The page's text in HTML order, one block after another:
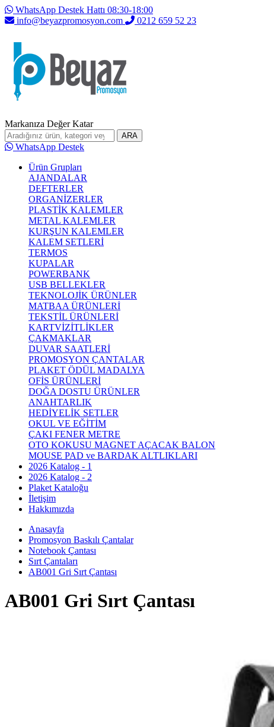
WhatsApp Destek Hattı 08:30-18:00
info@beyazpromosyon.com
0212 659 52 23
Markanıza Değer Katar
ARA
WhatsApp Destek
Ürün Grupları
AJANDALAR
DEFTERLER
ORGANİZERLER
PLASTİK KALEMLER
METAL KALEMLER
KURŞUN KALEMLER
KALEM SETLERİ
TERMOS
KUPALAR
POWERBANK
USB BELLEKLER
TEKNOLOJİK ÜRÜNLER
MATBAA ÜRÜNLERİ
TEKSTİL ÜRÜNLERİ
KARTVİZİTLİKLER
ÇAKMAKLAR
DUVAR SAATLERİ
PROMOSYON ÇANTALAR
PLAKET ÖDÜL MADALYA
OFİS ÜRÜNLERİ
DOĞA DOSTU ÜRÜNLER
ANAHTARLIK
HEDİYELİK SETLER
OKUL VE EĞİTİM
ÇAKI FENER METRE
OTO KOKUSU MAGNET AÇACAK BALON
MOUSE PAD ve BARDAK ALTLIKLARI
2026 Katalog - 1
2026 Katalog - 2
Plaket Kataloğu
İletişim
Hakkımızda
Anasayfa
Promosyon Baskılı Çantalar
Notebook Çantası
Sırt Çantaları
AB001 Gri Sırt Çantası
AB001 Gri Sırt Çantası